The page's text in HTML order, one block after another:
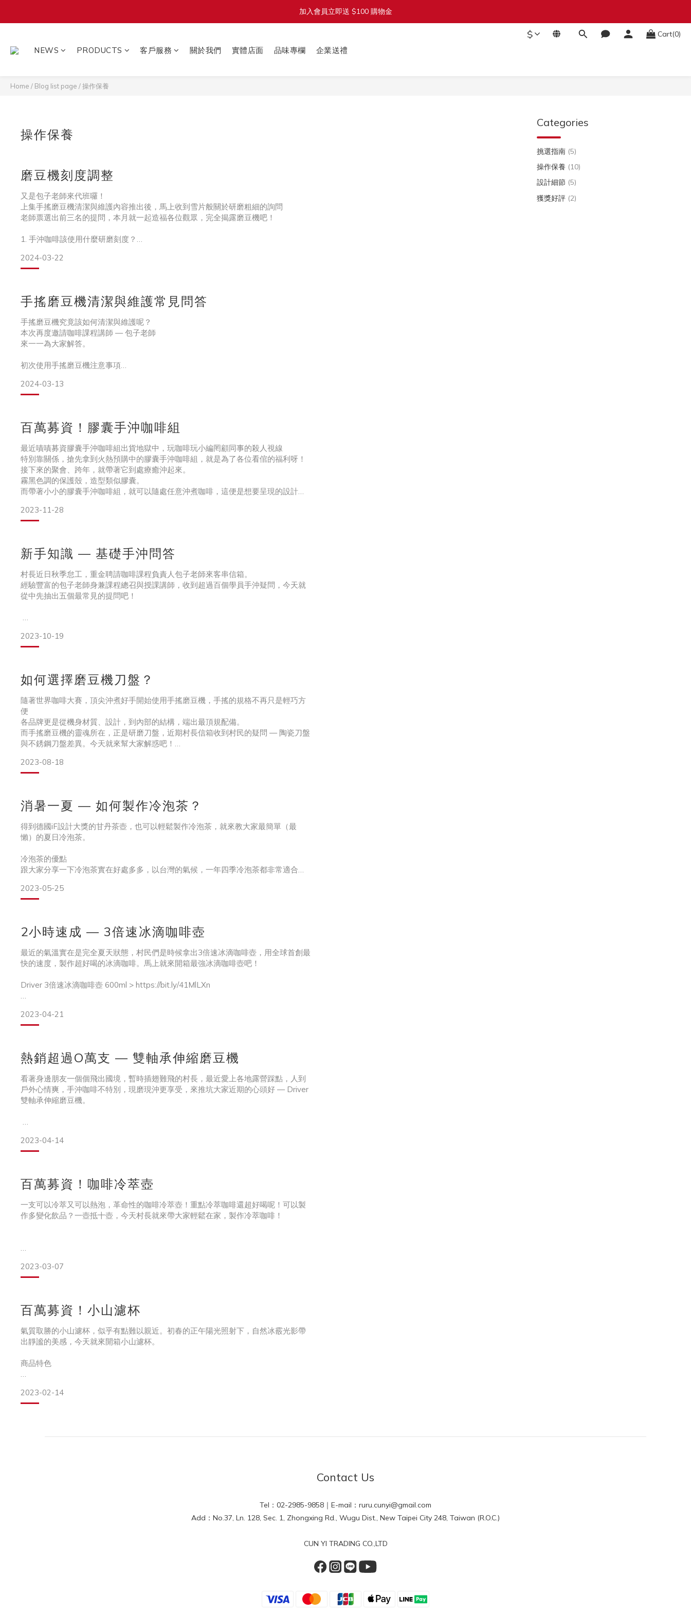
加入會員立即送 $100 購物金
加入會員立即送 $100 購物金
單筆滿 $1380 即享 92 折（折扣無上限）
$ Cart(0)
NEWS PRODUCTS 客戶服務 關於我們 實體店面 品味專欄 企業送禮
Home / Blog list page /操作保養
操作保養
磨豆機刻度調整
又是包子老師來代班囉！
上集手搖磨豆機清潔與維護內容推出後，馬上收到雪片般關於研磨粗細的詢問
老師票選出前三名的提問，本月就一起造福各位觀眾，完全揭露磨豆機吧！
1. 手沖咖啡該使用什麼研磨刻度？
究竟手沖咖啡該使用什麼刻度？
是手沖粉粒的粗細。
但現代人聽到二號砂糖卻是一頭霧水
而研磨刻度
2024-03-22
手搖磨豆機清潔與維護常見問答
手搖磨豆機究竟該如何清潔與維護呢？
本次再度邀請咖啡課程講師 — 包子老師
來一一為大家解答。
初次使用手搖磨豆機注意事項
拿到一台全新的磨豆機剛拆封時，磨豆機機身與內部都會有新的機味。
可使用少量咖啡豆先做研磨，去除機器本身的味道。
全新磨豆機使用前養成良好習慣，一定先調整研磨粗細。
是否需每次使用都重新調整研磨刻度呢？
只要沖煮器具不變〈固定都為手沖〉，刻度不須再做調整。
刻度調整請參考：https://bit.ly/43i
2024-03-13
百萬募資！膠囊手沖咖啡組
最近嘖嘖募資膠囊手沖咖啡組出貨地獄中，玩咖啡玩小編罔顧同事的殺人視線
特別靠關係，搶先拿到火熱預購中的膠囊手沖咖啡組，就是為了各位看倌的福利呀！
接下來的聚會、跨年，就帶著它到處療癒沖起來。
霧黑色調的保護殼，造型類似膠囊。
而帶著小小的膠囊手沖咖啡組，就可以隨處任意沖煮咖啡，這便是想要呈現的設計！
方帶出門。
打開保護殼拉鍊，膠囊手沖組的主體被包裝得很仔細。
2023-11-28
新手知識 — 基礎手沖問答
村長近日秋季怠工，重金聘請咖啡課程負責人包子老師來客串信箱。
經驗豐富的包子老師身兼課程總召與授課講師，收到超過百個學員手沖疑問，今天就
從中先抽出五個最常見的提問吧！
學員問題一：悶蒸究竟需要多少水量
太多或太少，悶蒸的效果都不好，對咖啡的風味呈現也會有所影響唷！
學員問題二：我的悶蒸為何都不膨呢？
包子老師：這堪稱老師信箱提問率最高的問題。老師不跟你說複雜的原理，直接給你
最實用的！
在咖啡豆新鮮的前
2023-10-19
如何選擇磨豆機刀盤？
隨著世界咖啡大賽，頂尖沖煮好手開始使用手搖磨豆機，手搖的規格不再只是輕巧方
便
各品牌更是從機身材質、設計，到內部的結構，端出最頂規配備。
而手搖磨豆機的靈魂所在，正是研磨刀盤，近期村長信箱收到村民的疑問 — 陶瓷刀盤
與不銹鋼刀盤差異。今天就來幫大家解惑吧！
現今不銹鋼刀盤當道，很難想像過去陶瓷刀盤也曾在市場上廣泛出現過，兩種材質的
刀盤各有擁護者，這兩種究竟差在哪裡呢？
陶瓷刀盤
2023-08-18
消暑一夏 — 如何製作冷泡茶？
得到德國iF設計大獎的甘丹茶壺，也可以輕鬆製作冷泡茶，就來教大家最簡單（最
懶）的夏日冷泡茶。
冷泡茶的優點
跟大家分享一下冷泡茶實在好處多多，以台灣的氣候，一年四季冷泡茶都非常適合！
● 低咖啡因：與冰滴咖啡一樣，使用低溫方式萃取，溶出的咖啡因較少，讓喜愛茶飲
● 茶味甘甜：而低溫萃取也使兒茶素溶出較少，較不易因沖泡而產生澀味。
● 製作簡單：只需要選擇喜愛的茶葉，注入喜好比例的水量，即可製作出甘甜茶湯。
2023-05-25
2小時速成 — 3倍速冰滴咖啡壺
最近的氣溫實在是完全夏天狀態，村民們是時候拿出3倍速冰滴咖啡壺，用全球首創最
快的速度，製作超好喝的冰滴咖啡。馬上就來開箱最強冰滴咖啡壺吧！
Driver 3倍速冰滴咖啡壺 600ml > https://bit.ly/41MlLXn
重點特色搶先看
◆縮短冰滴萃取時間只要2小時
◆蝕刻金屬濾網 不阻塞 不油耗 易清潔
◆調水閥設計好施力
◆不需要丸型濾紙和不
2023-04-21
熱銷超過O萬支 — 雙軸承伸縮磨豆機
看著身邊朋友一個個飛出國境，暫時插翅難飛的村長，最近愛上各地露營踩點，人到
戶外心情爽，手沖咖啡不特別，現磨現沖更享受，來推坑大家近期的心頭好 — Driver
雙軸承伸縮磨豆機。
Driver 雙軸承伸縮磨豆機 > https://bit.ly/3UNt8f2
重點特色搶先看
◆迷你身形，研磨粉量足
◆內建雙軸承，省力、穩定
堅固耐用，淺焙豆輕鬆研磨。
◆出色的人體工學，研磨時
2023-04-14
百萬募資！咖啡冷萃壺
一支可以冷萃又可以熱泡，革命性的咖啡冷萃壺！重點冷萃咖啡還超好喝呢！可以製
作多變化飲品？一壺抵十壺，今天村長就來帶大家輕鬆在家，製作冷萃咖啡！
◆上蓋特殊專利設計
◆超大容量
做好一周要喝的冷萃咖啡，只要一支壺，一次搞定！不用準備多支冷萃壺了。
◆飲品製作
2023-03-07
百萬募資！小山濾杯
氣質取勝的小山濾杯，似乎有點難以親近。初春的正午陽光照射下，自然冰霰光影帶
出靜謐的美感，今天就來開箱小山濾杯。
商品特色
須使用2-4cup錐形濾紙(V60)
2023-02-14
Categories
挑選指南 (5)
操作保養 (10)
設計細節 (5)
獲獎好評 (2)
Contact Us
Tel：02-2985-9858｜E-mail：ruru.cunyi@gmail.com
Add：No.37, Ln. 128, Sec. 1, Zhongxing Rd., Wugu Dist., New Taipei City 248, Taiwan (R.O.C.)
CUN YI TRADING CO.,LTD